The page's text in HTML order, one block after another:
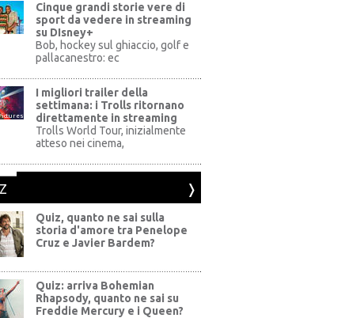
Cinque grandi storie vere di
sport da vedere in streaming
su DIsney+
Bob, hockey sul ghiaccio, golf e
pallacanestro: ec
I migliori trailer della
settimana: i Trolls ritornano
direttamente in streaming
Trolls World Tour, inizialmente
atteso nei cinema,
Quiz, quanto ne sai sulla
storia d'amore tra Penelope
Cruz e Javier Bardem?
Quiz: arriva Bohemian
Rhapsody, quanto ne sai su
Freddie Mercury e i Queen?